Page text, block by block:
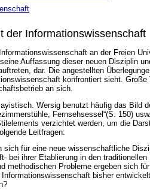
der Informationswissenschaft
an der Freien
Auffassung dieser neuen Disziplin
dar. Die angestellten
konfrontiert sieht. Große
an sich.
Wersig benutzt häufig das Bild
Fernsehsessel“(S. 150)
verzichtet werden, um die
Leitfragen:
sich für eine neue wissenschaftliche
bei ihrer Etablierung in den traditionellen
methodischen Probleme ergeben sich
bisher